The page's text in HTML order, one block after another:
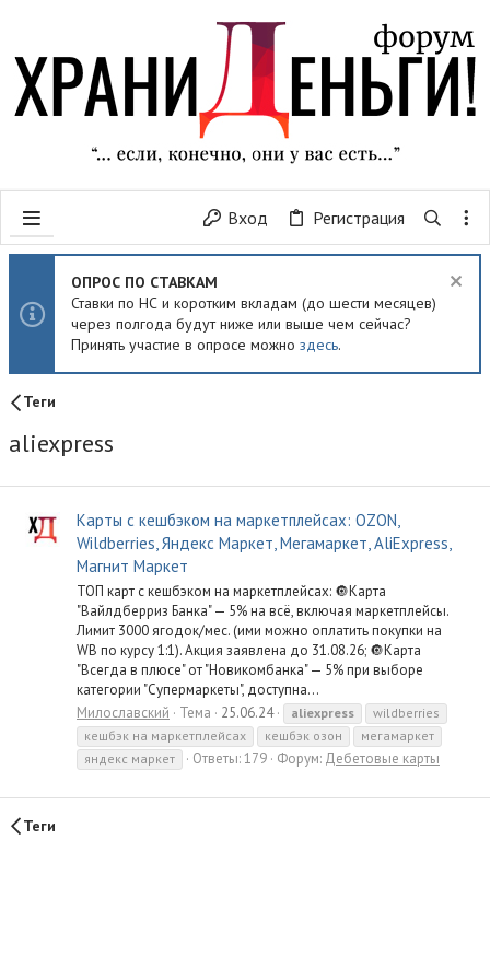
Вход Регистрация
ОПРОС ПО СТАВКАМ
Ставки по НС и коротким вкладам (до шести месяцев)
через полгода будут ниже или выше чем сейчас?
Принять участие в опросе можно здесь.
Теги
aliexpress
Карты с кешбэком на маркетплейсах: OZON,
Wildberries, Яндекс Маркет, Мегамаркет, AliExpress,
Магнит Маркет
ТОП карт с кешбэком на маркетплейсах: 🔘Карта
"Вайлдберриз Банка" — 5% на всё, включая маркетплейсы.
Лимит 3000 ягодок/мес. (ими можно оплатить покупки на
WB по курсу 1:1). Акция заявлена до 31.08.26; 🔘Карта
"Всегда в плюсе" от "Новикомбанка" — 5% при выборе
категории "Супермаркеты", доступна...
Милославский
Тема 25.06.24 aliexpress
wildberries
кешбэк на маркетплейсах
кешбэк озон
мегамаркет
яндекс маркет
Ответы: 179 Форум: Дебетовые карты
Теги